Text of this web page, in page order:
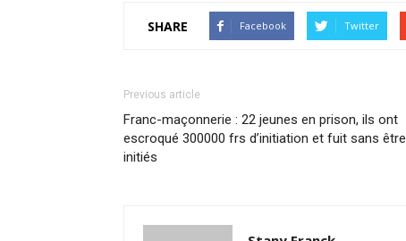
SHARE Facebook Twitter
Previous article
Franc-maçonnerie : 22 jeunes en prison, ils ont
escroqué 300000 frs d’initiation et fuit sans être
initiés